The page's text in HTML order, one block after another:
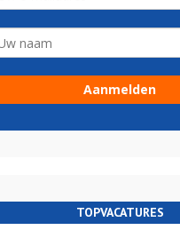
TOPVACATURES